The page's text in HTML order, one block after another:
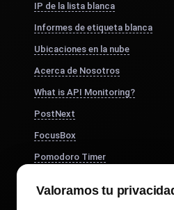
IP de la lista blanca
Informes de etiqueta blanca
Ubicaciones en la nube
Acerca de Nosotros
What is API Monitoring?
PostNext
FocusBox
Pomodoro Timer
Valoramos tu